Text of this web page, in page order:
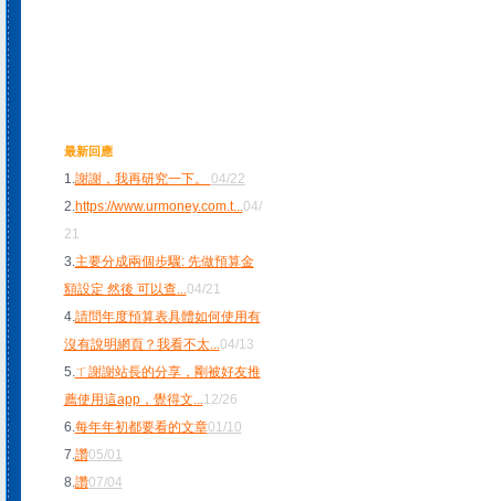
最新回應
1.謝謝，我再研究一下。 04/22
2.https://www.urmoney.com.t...04/
21
3.主要分成兩個步驟: 先做預算金
額設定 然後 可以查...04/21
4.請問年度預算表具體如何使用有
沒有說明網頁？我看不太...04/13
5.ㄒ謝謝站長的分享，剛被好友推
薦使用這app，覺得文...12/26
6.每年年初都要看的文章01/10
7.讚05/01
8.讚07/04